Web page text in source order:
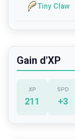
Tiny Claw
Gain d'XP
XP
211
SPD
+3